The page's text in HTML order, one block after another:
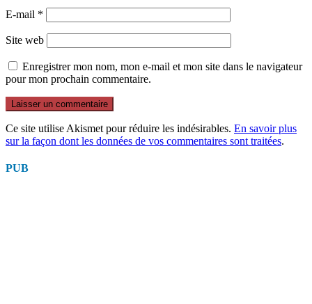
E-mail *
Site web
Enregistrer mon nom, mon e-mail et mon site dans le navigateur
pour mon prochain commentaire.
Ce site utilise Akismet pour réduire les indésirables. En savoir plus
sur la façon dont les données de vos commentaires sont traitées.
PUB